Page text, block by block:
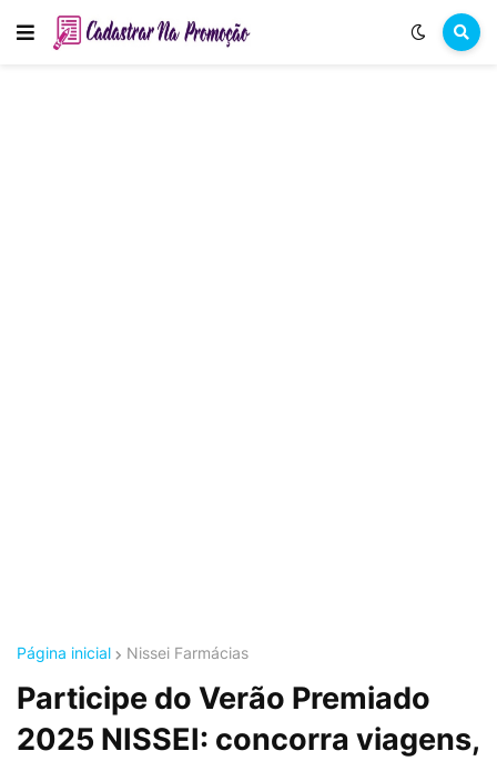
Página inicial Nissei Farmácias
Participe do Verão Premiado
2025 NISSEI: concorra viagens,